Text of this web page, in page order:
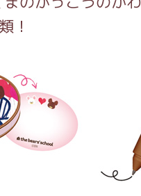
！
しょくいんしつ